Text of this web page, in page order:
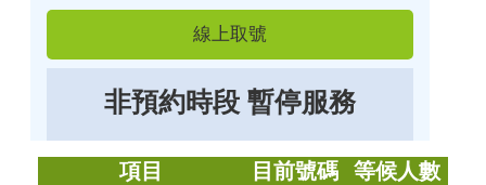
非預約時段 暫停服務
項目 目前號碼 等候人數